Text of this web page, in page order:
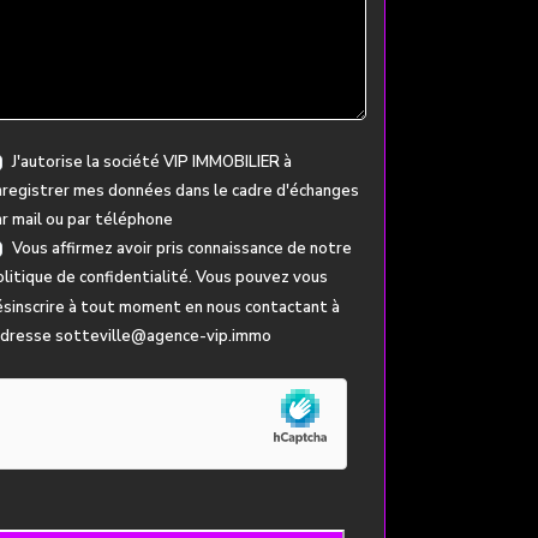
J'autorise la société VIP IMMOBILIER à
mes données dans le cadre d'échanges
mail ou par téléphone
Vous affirmez avoir pris connaissance de notre
de confidentialité. Vous pouvez vous
à tout moment en nous contactant à
sotteville@agence-vip.immo